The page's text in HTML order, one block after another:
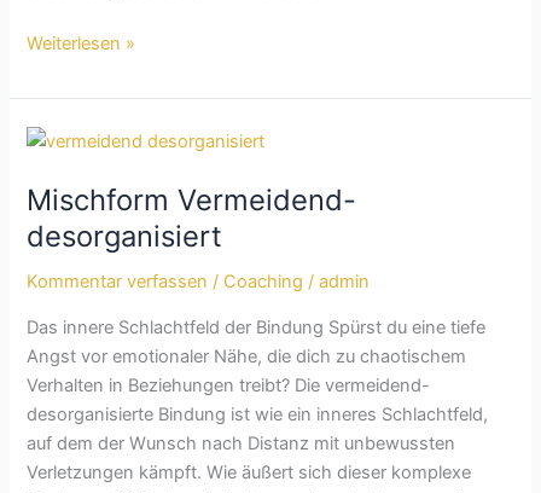
Weiterlesen »
Mischform Vermeidend-
desorganisiert
Kommentar verfassen / Coaching /admin
Das innere Schlachtfeld der Bindung Spürst du eine tiefe
Angst vor emotionaler Nähe, die dich zu chaotischem
Verhalten in Beziehungen treibt? Die vermeidend-
desorganisierte Bindung ist wie ein inneres Schlachtfeld,
auf dem der Wunsch nach Distanz mit unbewussten
Verletzungen kämpft. Wie äußert sich dieser komplexe
Mischform
desorganisiert